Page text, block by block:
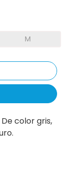
M
color gris,